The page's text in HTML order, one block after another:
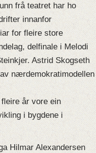
frå teatret har ho
innanfor
for fleire store
delfinale i Melodi
Astrid Skogseth
nærdemokratimodellen
år vore ein
i bygdene i
Hilmar Alexandersen